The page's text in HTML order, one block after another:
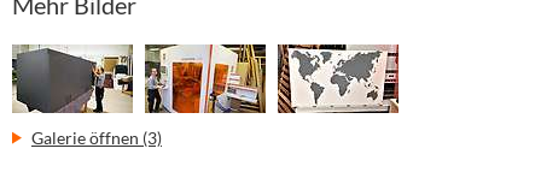
Galerie öffnen (3)